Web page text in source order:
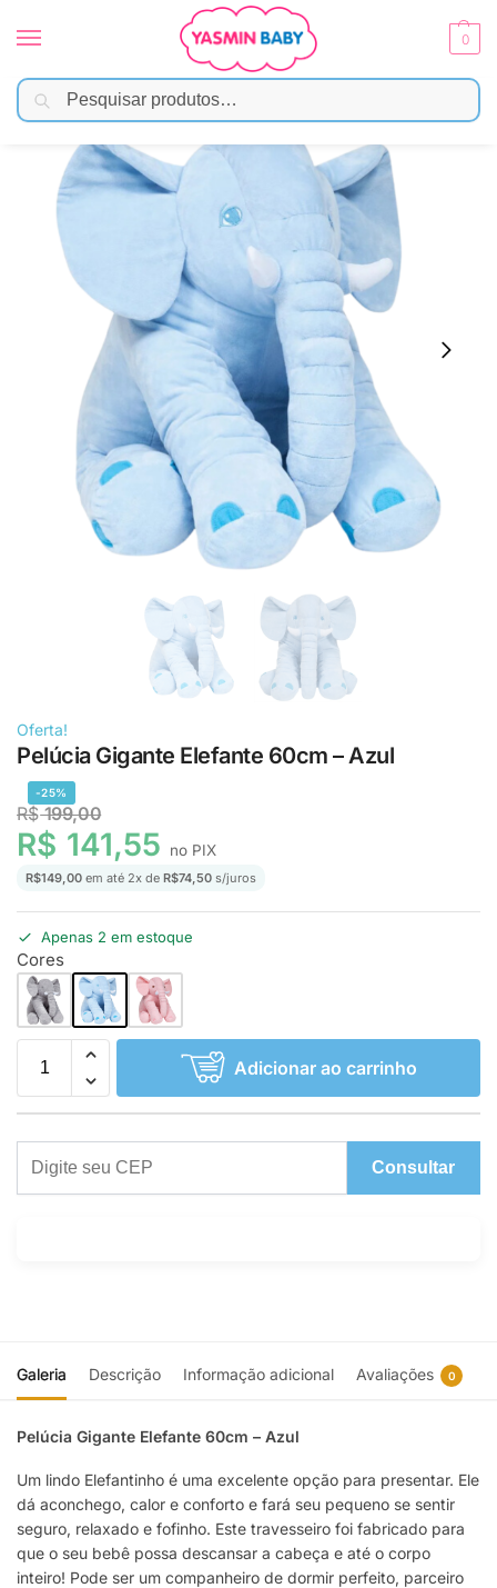
0
Início Brinquedos / Pelúcias / Pelúcia Gigante Elefante 60cm – Azul
Oferta!
Pelúcia Gigante Elefante 60cm – Azul
-25%
R$199,00
R$ 141,55 no PIX
R$149,00 em até 2x de R$74,50 s/juros
Apenas 2 em estoque
Cores
Adicionar ao carrinho
Consultar
Galeria Descrição Informação adicional Avaliações 0
Pelúcia Gigante Elefante 60cm – Azul
Um lindo Elefantinho é uma excelente opção para presentar. Ele
dá aconchego, calor e conforto e fará seu pequeno se sentir
seguro, relaxado e fofinho. Este travesseiro foi fabricado para
que o seu bebê possa descansar a cabeça e até o corpo
inteiro! Pode ser um companheiro de dormir perfeito, parceiro